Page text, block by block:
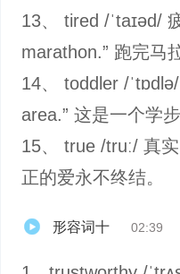
13、 tired /ˈtaɪəd/
marathon.” 跑完马
14、 toddler /
area.” 这是一个学
15、 true /truː/ 真
正的爱永不终结。
形容词十 02:39